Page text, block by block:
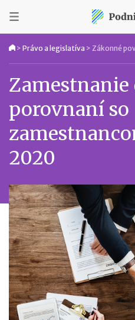
> Právo a legislatíva > Zákonné
Zamestnanie
porovnaní so
2020